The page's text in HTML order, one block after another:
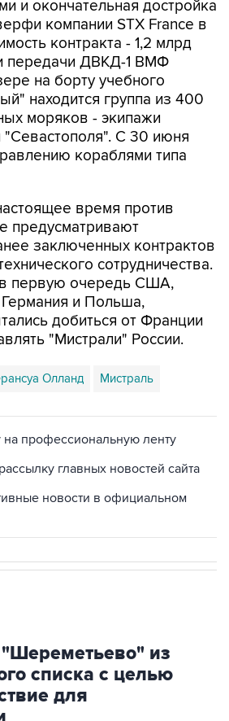
контракта - 1,2 млрд
передачи ДВКД-1 ВМФ
на борту учебного
находится группа из 400
моряков - экипажи
"Севастополя". С 30 июня
кораблями типа
время против
заключенных контрактов
сотрудничества.
первую очередь США,
и Польша,
добиться от Франции
"Мистрали" России.
Олланд Мистраль
главных новостей сайта
новости в официальном
из
списка с целью
для